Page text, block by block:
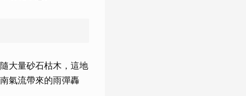
大量砂石枯木，這地
氣流帶來的雨彈轟